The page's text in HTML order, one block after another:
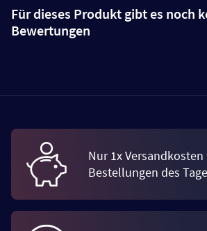
Für dieses Produkt gibt es noch
Bewertungen
Nur 1x
Bestellungen des